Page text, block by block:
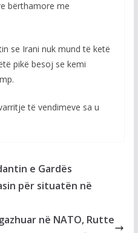
bërthamore me
se Irani nuk mund të ketë
pikë besoj se kemi
të vendimeve sa u
e Gardës
për situatën në
në NATO, Rutte